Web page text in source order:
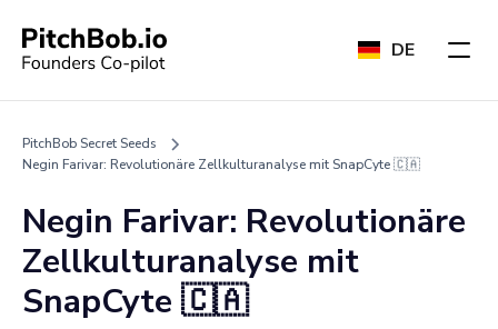
DE
PitchBob Secret Seeds
Negin Farivar: Revolutionäre Zellkulturanalyse mit SnapCyte 🇨🇦
Negin Farivar: Revolutionäre
Zellkulturanalyse mit
SnapCyte 🇨🇦